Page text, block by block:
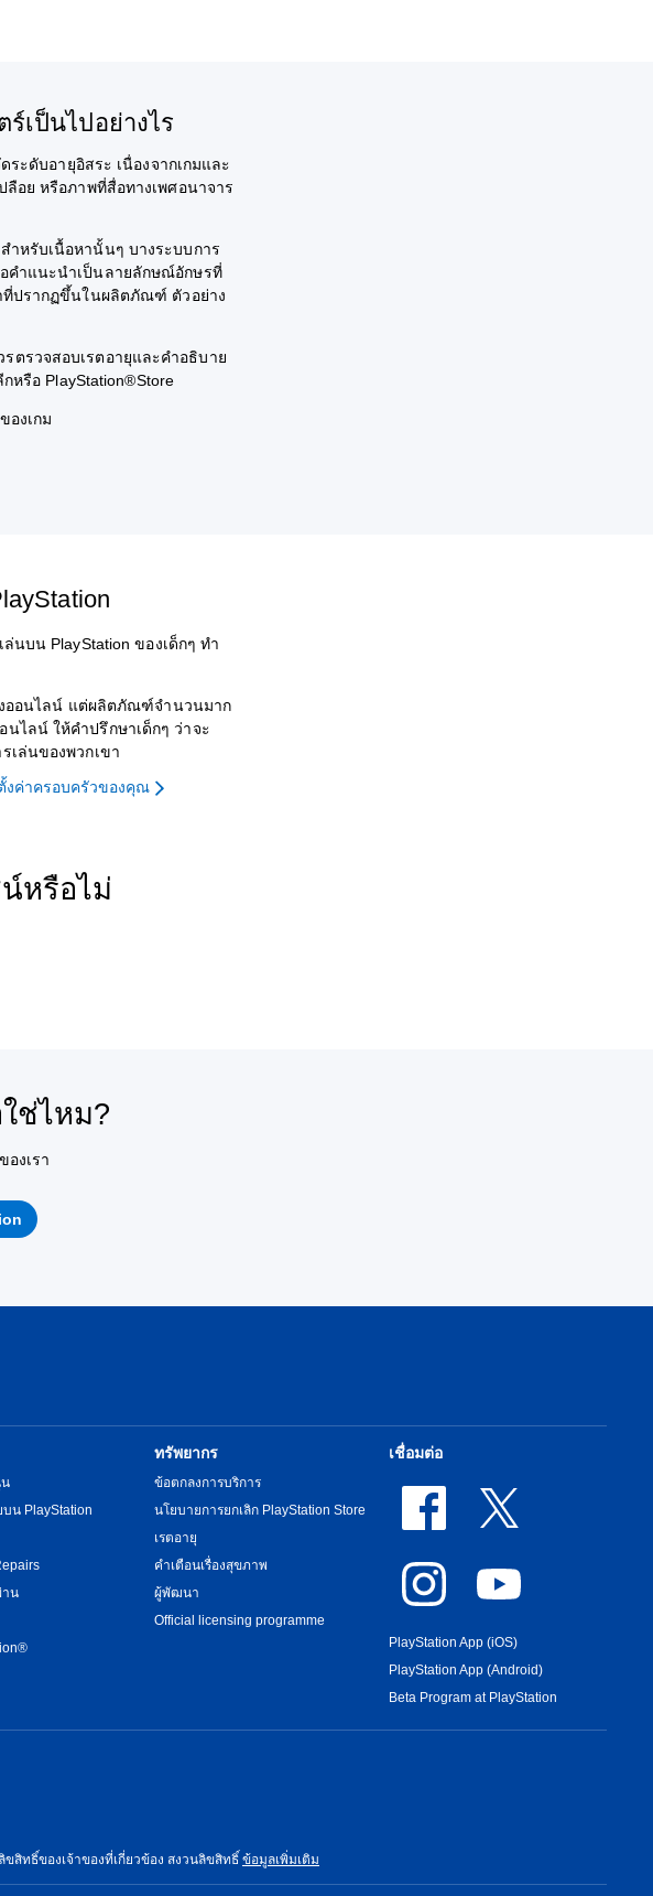
เป็นไปอย่างไร
ะดับอายุอิสระ เนื่องจากเกมและ
อย หรือภาพที่สื่อทางเพศอนาจาร
ำหรับเนื้อหานั้นๆ บางระบบการ
คำแนะนำเป็นลายลักษณ์อักษรที่
ที่ปรากฏขึ้นในผลิตภัณฑ์ ตัวอย่าง
ตรวจสอบเรตอายุและคำอธิบาย
หรือ PlayStation®Store
องเกม
นบน PlayStation ของเด็กๆ ทำ
ออนไลน์ แต่ผลิตภัณฑ์จำนวนมาก
ไลน์ ให้คำปรึกษาเด็กๆ ว่าจะ
เล่นของพวกเขา
งค่าครอบครัวของคุณ
หรือไม่
ช่ไหม?
งเรา
น PlayStation
าน
ทรัพยากร
ข้อตกลงการบริการ
นโยบายการยกเลิก PlayStation Store
เรตอายุ
คำเตือนเรื่องสุขภาพ
ผู้พัฒนา
Official licensing programme
เชื่อมต่อ
PlayStation App (iOS)
PlayStation App (Android)
Beta Program at PlayStation
สิทธิ์ของเจ้าของที่เกี่ยวข้อง สงวนลิขสิทธิ์ ข้อมูลเพิ่มเติม